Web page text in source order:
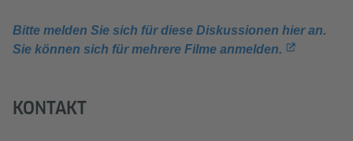
Bitte melden Sie sich für diese Diskussionen hier an​.
Sie können sich für mehrere Filme anmelden.
KONTAKT